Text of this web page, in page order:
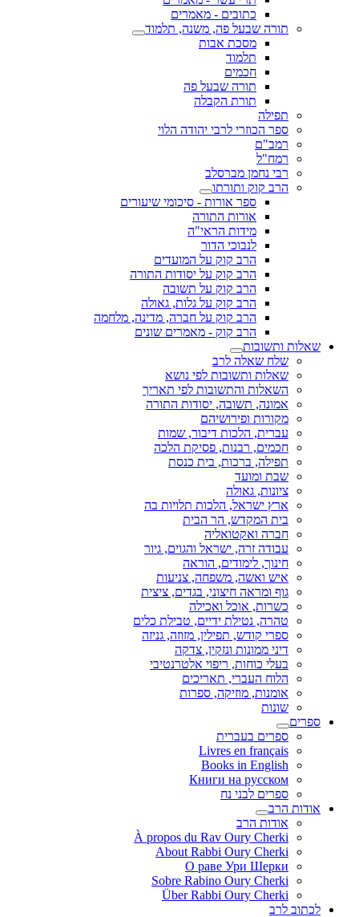
כתובים - מאמרים
תורה שבעל פה, משנה, תלמוד
מסכת אבות
תלמוד
חכמים
תורה שבעל פה
תורת הקבלה
תפילה
ספר הכוזרי לרבי יהודה הלוי
רמב"ם
רמח"ל
רבי נחמן מברסלב
הרב קוק ותורתו
ספר אורות - סיכומי שיעורים
אורות התורה
מידות הראי"ה
לנבוכי הדור
הרב קוק על המועדים
הרב קוק על יסודות התורה
הרב קוק על תשובה
הרב קוק על גלות, גאולה
הרב קוק על חברה, מדינה, מלחמה
הרב קוק - מאמרים שונים
שאלות ותשובות
שלח שאלה לרב
שאלות ותשובות לפי נושא
השאלות והתשובות לפי תאריך
אמונה, תשובה, יסודות התורה
מקורות ופירושיהם
עברית, הלכות דיבור, שמות
חכמים, רבנות, פסיקת הלכה
תפילה, ברכות, בית כנסת
שבת ומועד
ציונות, גאולה
ארץ ישראל, הלכות תלויות בה
בית המקדש, הר הבית
חברה ואקטואליה
עבודה זרה, ישראל והגוים, גיור
חינוך, לימודים, הוראה
איש ואשה, משפחה, צניעות
גוף ומראה חיצוני, בגדים, ציצית
כשרות, אוכל ואכילה
טהרה, נטילת ידיים, טבילת כלים
ספרי קודש, תפילין, מזוזה, גניזה
דיני ממונות ונזקין, צדקה
בעלי כוחות, ריפוי אלטרנטיבי
הלוח העברי, תאריכים
אומנות, מוזיקה, ספרות
שונות
ספרים
ספרים בעברית
Livres en français
Books in English
Книги на русском
ספרים לבני נח
אודות הרב
אודות הרב
À propos du Rav Oury Cherki
About Rabbi Oury Cherki
О раве Ури Шерки
Sobre Rabino Oury Cherki
Über Rabbi Oury Cherki
לכתוב לרב